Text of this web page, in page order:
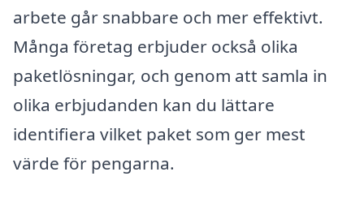
arbete går snabbare och mer effektivt.
Många företag erbjuder också olika
paketlösningar, och genom att samla in
olika erbjudanden kan du lättare
identifiera vilket paket som ger mest
värde för pengarna.